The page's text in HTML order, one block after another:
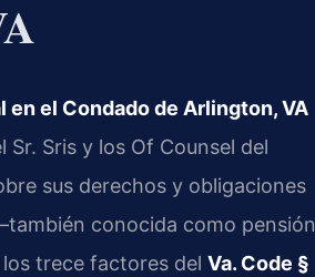
el Condado de Arlington, VA
Sris y los Of Counsel del
sus derechos y obligaciones
conocida como pensión
trece factores del Va. Code §